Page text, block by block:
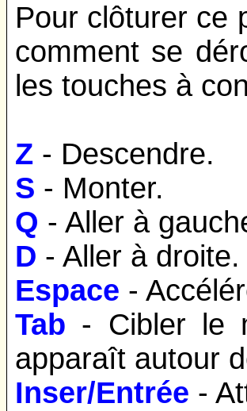
Pour clôturer ce
comment se
les touches à
Z - Descendre.
S - Monter.
Q - Aller à
D - Aller à droite.
Espace -
Tab - Cibler le
apparaît autour
Inser/Entrée -